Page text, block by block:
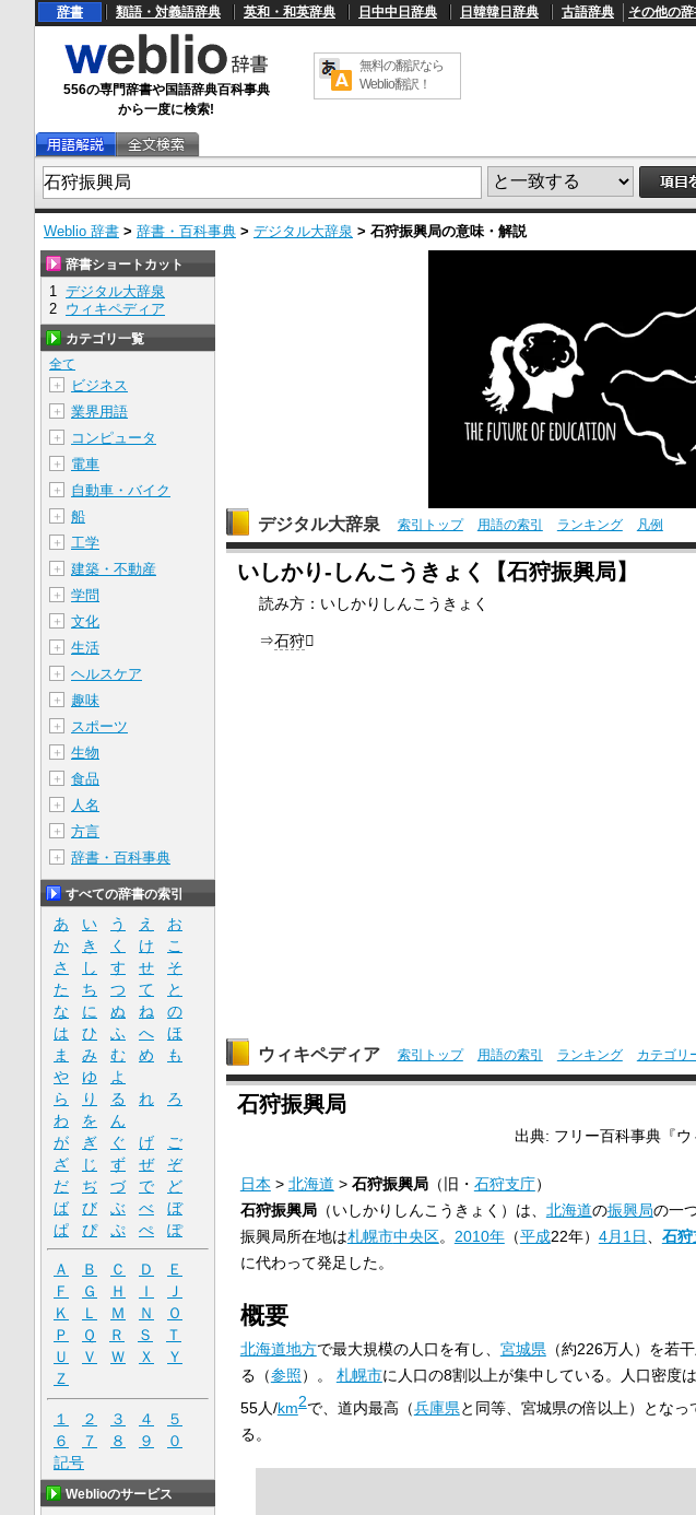
辞書 類語・対義語辞典 英和・和英辞典 日中中日辞典 日韓韓日辞典 古語辞典 その他の
556の専門辞書や国語辞典百科事典
から一度に検索!
無料の翻訳なら
Weblio翻訳！
Weblio 辞書 > 辞書・百科事典 > デジタル大辞泉 > 石狩振興局の意味・解説
デジタル大辞泉 索引トップ 用語の索引 ランキング 凡例
いしかり‐しんこうきょく【石狩振興局】
読み方：いしかりしんこうきょく
⇒石狩
ウィキペディア 索引トップ 用語の索引 ランキング カテゴリ
石狩振興局
出典: フリー百科事典『
日本 > 北海道 > 石狩振興局（旧・ 石狩支庁）
石狩振興局（いしかりしんこうきょく）は、 北海道の振興局の一つ
振興局所在地は札幌市中央区。 2010年（平成22年） 4月1日
石狩
に代わって発足した。
概要
北海道地方で最大規模の人口を有し、 宮城県（約226万人）を若
る（参照）。 札幌市に人口の8割以上が集中している。人口密度
55人/km2で、道内最高（兵庫県と同等、宮城県の倍以上）となっ
る。
辞書ショートカット
1 デジタル大辞泉
2 ウィキペディア
カテゴリ一覧
全て
＋
ビジネス
＋ 業界用語
＋ コンピュータ
＋ 電車
＋ 自動車・バイク
＋ 船
＋ 工学
＋ 建築・不動産
＋ 学問
＋ 文化
＋ 生活
＋ ヘルスケア
＋ 趣味
＋ スポーツ
＋ 生物
＋ 食品
＋ 人名
＋ 方言
＋ 辞書・百科事典
すべての辞書の索引
あ い う え
お
か
き く け
こ
さ
し す せ
そ
た
ち つ て
と
な
に ぬ ね
の
は
ひ ふ へ
ほ
ま
み む め
も
や
ゆ
よ
ら
り る れ
ろ
わ
を
ん
が
ぎ ぐ げ
ご
ざ
じ ず ぜ
ぞ
だ
ぢ づ で
ど
ば
び ぶ べ
ぼ
ぱ
ぴ ぷ ぺ ぽ
Ａ Ｂ Ｃ Ｄ
Ｅ
Ｆ
Ｇ Ｈ Ｉ
Ｊ
Ｋ
Ｌ Ｍ Ｎ
Ｏ
Ｐ
Ｑ Ｒ Ｓ
Ｔ
Ｕ
Ｖ Ｗ Ｘ
Ｙ
Ｚ
１ ２ ３ ４
５
６
７ ８ ９
０
記号
Weblioのサービス